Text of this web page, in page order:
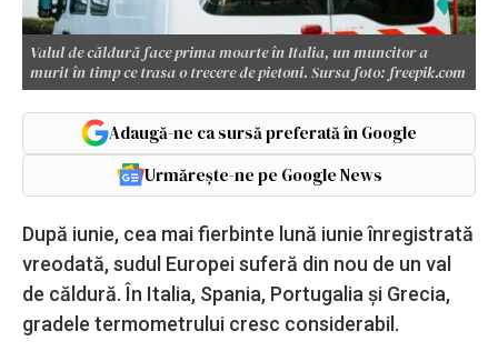
Valul de căldură face prima moarte în Italia, un muncitor a
murit în timp ce trasa o trecere de pietoni. Sursa foto: freepik.com
Adaugă-ne ca sursă preferată în Google
Urmărește-ne pe Google News
După iunie, cea mai fierbinte lună iunie înregistrată
vreodată, sudul Europei suferă din nou de un val
de căldură. În Italia, Spania, Portugalia și Grecia,
gradele termometrului cresc considerabil.